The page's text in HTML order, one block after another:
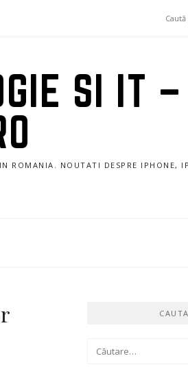
SI IT –
ROMANIA. NOUTATI DESPRE IPHONE,
Caută